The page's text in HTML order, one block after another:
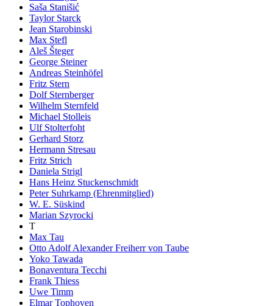
Saša Stanišić
Taylor Starck
Jean Starobinski
Max Stefl
Aleš Šteger
George Steiner
Andreas Steinhöfel
Fritz Stern
Dolf Sternberger
Wilhelm Sternfeld
Michael Stolleis
Ulf Stolterfoht
Gerhard Storz
Hermann Stresau
Fritz Strich
Daniela Strigl
Hans Heinz Stuckenschmidt
Peter Suhrkamp (Ehrenmitglied)
W. E. Süskind
Marian Szyrocki
T
Max Tau
Otto Adolf Alexander Freiherr von Taube
Yoko Tawada
Bonaventura Tecchi
Frank Thiess
Uwe Timm
Elmar Tophoven